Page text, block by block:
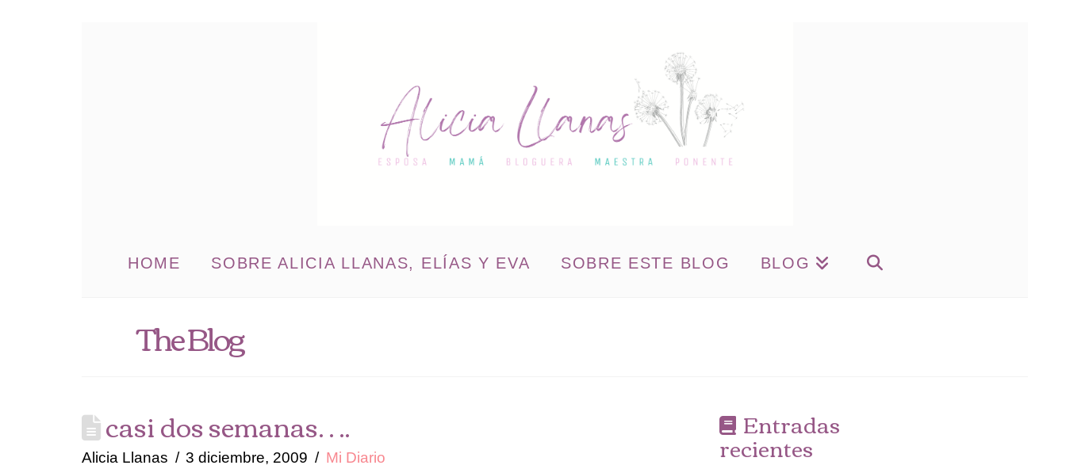
HOME SOBRE ALICIA LLANAS, ELÍAS Y EVA SOBRE ESTE BLOG BLOG
The Blog
casi dos semanas….
Alicia Llanas 3 diciembre, 2009 Mi Diario
Entradas
recientes